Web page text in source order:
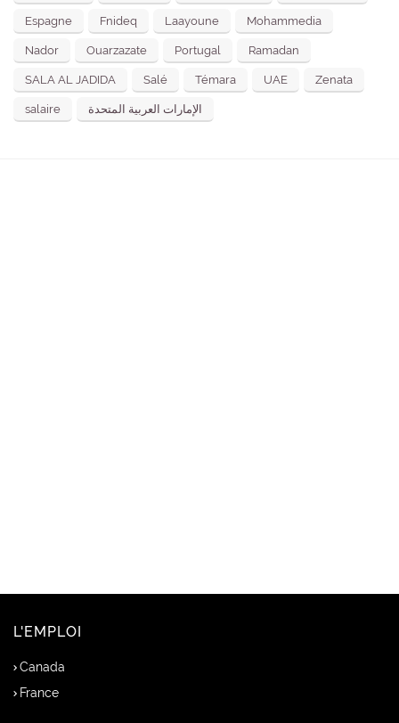
Espagne Fnideq Laayoune Mohammedia
Nador Ouarzazate Portugal Ramadan
SALA AL JADIDA Salé Témara UAE Zenata
salaire الإمارات العربية المتحدة
L'EMPLOI
Canada
France